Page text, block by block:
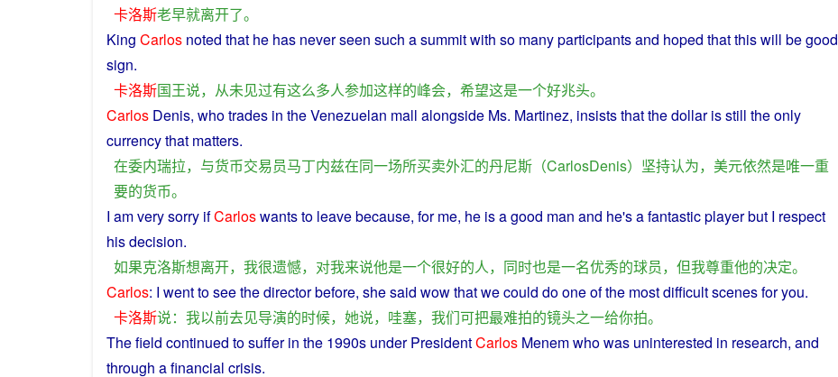
卡洛斯老早就离开了。
King Carlos noted that he has neverseen such asummitwith so manyparticipantsand hoped thatthiswill begood
sign.
卡洛斯国王说， 从未见过有这么多人参加这样的峰会， 希望这是一个好兆头。
Carlos Denis, whotrades in theVenezuelan mall alongside Ms. Martinez, insiststhat thedollar isstill theonly
currencythat matters.
在委内瑞拉， 与货币交易员马丁内兹在同一场所买卖外汇的丹尼斯 （CarlosDenis） 坚持认为， 美元依然是唯一重
要的货币。
I amverysorry ifCarloswantsto leavebecause, forme, he isagood man and he'safantasticplayerbut I respect
hisdecision.
如果克洛斯想离开， 我很遗憾， 对我来说他是一个很好的人， 同时也是一名优秀的球员， 但我尊重他的决定。
Carlos: I wenttoseethedirectorbefore, shesaid wowthatwecould dooneof the mostdifficultscenesforyou.
卡洛斯说： 我以前去见导演的时候， 她说， 哇塞， 我们可把最难拍的镜头之一给你拍。
Thefield continued tosuffer in the 1990s under PresidentCarlos Menem who was uninterested in research, and
through afinancial crisis.